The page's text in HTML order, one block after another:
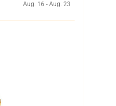
Aug. 16 - Aug. 23